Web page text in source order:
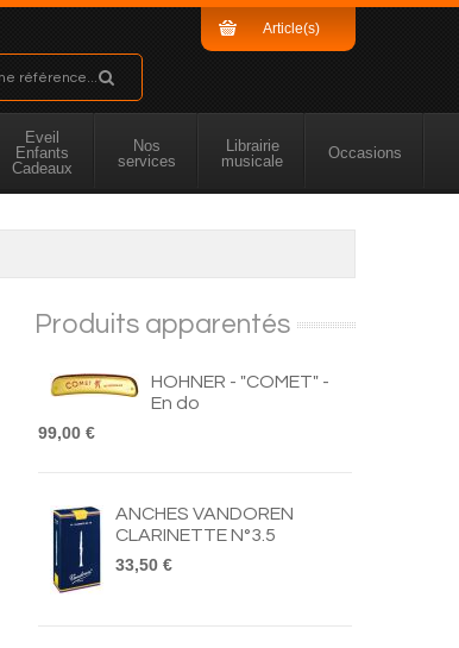
Article(s)
Eveil
Enfants
Cadeaux
Nos
services
Librairie
musicale
Occasions
Produits apparentés
HOHNER - "COMET" -
En do
99,00 €
ANCHES VANDOREN
CLARINETTE N°3.5
33,50 €